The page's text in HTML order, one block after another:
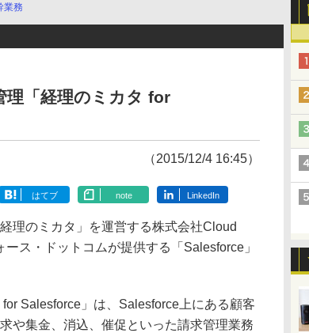
業務
理「経理のミカタ for
（2015/12/4 16:45）
はてブ note LinkedIn
理のミカタ」を運営する株式会社Cloud
ス・ドットコムが提供する「Salesforce」
Salesforce」は、Salesforce上にある顧客
や集金、消込、催促といった請求管理業務